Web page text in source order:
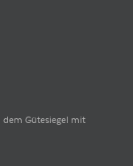
dem Gütesiegel mit